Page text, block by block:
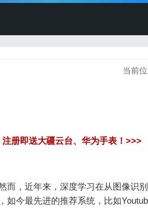
当前位
册即送大疆云台、华为手表！>>>
，近年来，深度学习在从图像识
今最先进的推荐系统，比如